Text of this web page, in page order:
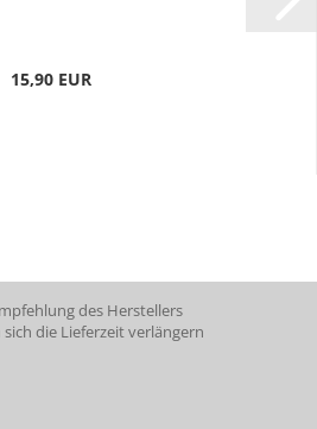
15,90 EUR
des Herstellers
die Lieferzeit verlängern